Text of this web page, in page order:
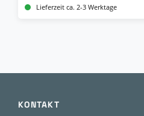
Lieferzeit ca. 2-3 Werktage
KONTAKT